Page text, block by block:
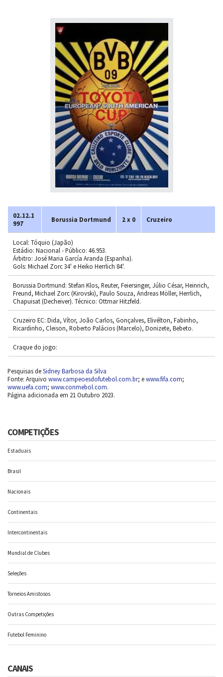
02.12.1
997
Borussia Dortmund 2 x 0 Cruzeiro
Local: Tóquio (Japão)
Estádio: Nacional - Público: 46.953.
Árbitro: José Maria García Aranda (Espanha).
Gols: Michael Zorc 34' e Heiko Herrlich 84'.
Borussia Dortmund: Stefan Klos, Reuter, Feiersinger, Júlio César, Heinrich,
Freund, Michael Zorc (Kirovski), Paulo Souza, Andreas Möller, Herrlich,
Chapuisat (Decheiver). Técnico: Ottmar Hitzfeld.
Cruzeiro EC: Dida, Vítor, João Carlos, Gonçalves, Elivélton, Fabinho,
Ricardinho, Cleison, Roberto Palácios (Marcelo), Donizete, Bebeto.
Craque do jogo:
Pesquisas deSidney Barbosa da Silva
Fonte: Arquivo www.campeoesdofutebol.com.br; ewww.fifa.com;
www.uefa.com; www.conmebol.com.
Página adicionada em 21 Outubro 2023.
COMPETIÇÕES
Estaduais
Brasil
Nacionais
Continentais
Intercontinentais
Mundial de Clubes
Seleções
Torneios Amistosos
Outras Competições
Futebol Feminino
CANAIS